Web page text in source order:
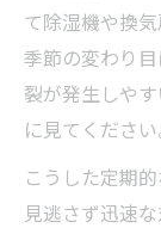
て除湿機や換
季節の変わり
裂が発生しや
に見てください
こうした定期
見逃さず迅速